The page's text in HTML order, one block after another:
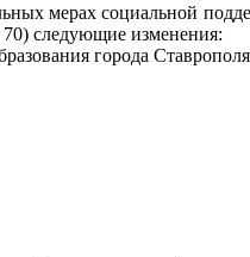
мерах социальной
следующие изменения:
города